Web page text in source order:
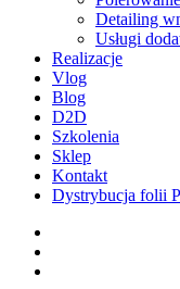
Detailing
Usługi
Realizacje
Vlog
Blog
D2D
Szkolenia
Sklep
Kontakt
Dystrybucja folii